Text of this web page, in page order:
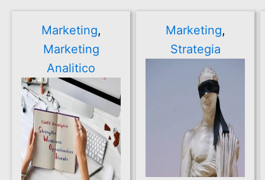
Marketing,
Marketing
Analitico
Marketing,
Strategia